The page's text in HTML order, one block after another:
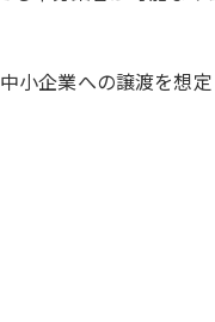
企業への譲渡を想